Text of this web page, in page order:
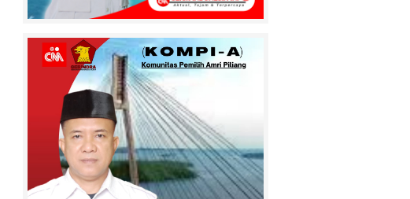
MENGANGA DI
JABATA! Lubang
Jembatan Batang
Tuaka Sambar
Pengendara, Korban Berikutnya
Siapa?
Jaringan
Curanmor
Pasuruan